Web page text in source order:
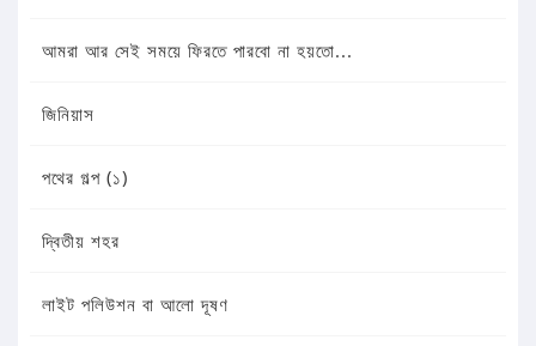
আমরা আর সেই সময়ে ফিরতে পারবো না হয়তো...
জিনিয়াস
পথের গল্প (১)
দ্বিতীয় শহর
লাইট পলিউশন বা আলো দূষণ